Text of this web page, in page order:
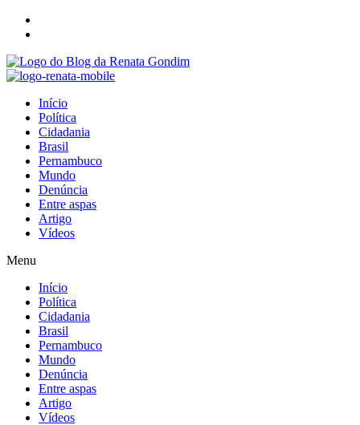
Início
Política
Cidadania
Brasil
Pernambuco
Mundo
Denúncia
Entre aspas
Artigo
Vídeos
Menu
Início
Política
Cidadania
Brasil
Pernambuco
Mundo
Denúncia
Entre aspas
Artigo
Vídeos